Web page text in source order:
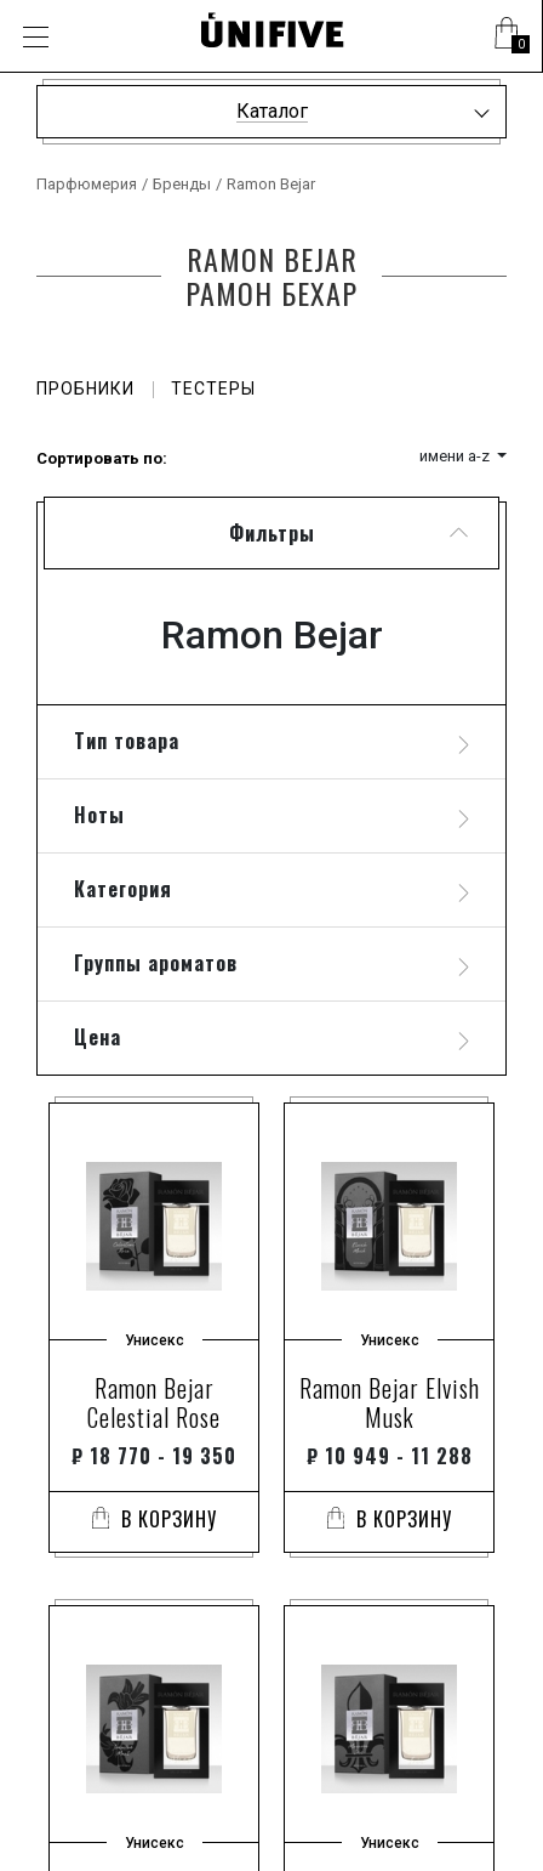
0
Каталог
Парфюмерия / Бренды / Ramon Bejar
RAMON BEJAR
РАМОН БЕХАР
ПРОБНИКИ ТЕСТЕРЫ
Фильтры
Ramon Bejar
Тип товара
Ноты
Категория
Группы ароматов
Цена
Сортировать по: имени a-z
Унисекс
Ramon Bejar
Celestial Rose
₽ 18 770 - 19 350
В КОРЗИНУ
Унисекс
Ramon Bejar Elvish
Musk
₽ 10 949 - 11 288
В КОРЗИНУ
Унисекс Унисекс